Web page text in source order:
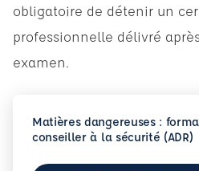
obligatoire de détenir un
professionnelle délivré
examen.
Matières dangereuses :
conseiller à la sécurité (ADR)